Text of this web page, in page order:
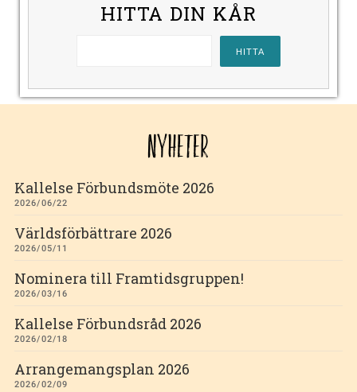
HITTA DIN KÅR
NYHETER
Kallelse Förbundsmöte 2026
2026/06/22
Världsförbättrare 2026
2026/05/11
Nominera till Framtidsgruppen!
2026/03/16
Kallelse Förbundsråd 2026
2026/02/18
Arrangemangsplan 2026
2026/02/09